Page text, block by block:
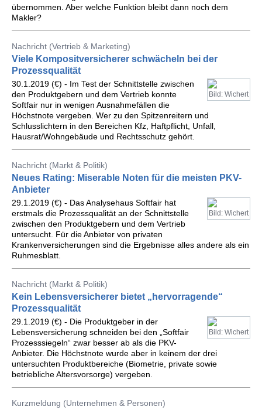
übernommen. Aber welche Funktion bleibt dann noch dem
Makler?
Nachricht (Vertrieb & Marketing)
Viele Kompositversicherer schwächeln bei der
Prozessqualität
Bild: Wichert
30.1.2019 (€) - Im Test der Schnittstelle zwischen
den Produktgebern und dem Vertrieb konnte
Softfair nur in wenigen Ausnahmefällen die
Höchstnote vergeben. Wer zu den Spitzenreitern und
Schlusslichtern in den Bereichen Kfz, Haftpflicht, Unfall,
Hausrat/Wohngebäude und Rechtsschutz gehört.
Nachricht (Markt & Politik)
Neues Rating: Miserable Noten für die meisten PKV-
Anbieter
Bild: Wichert
29.1.2019 (€) - Das Analysehaus Softfair hat
erstmals die Prozessqualität an der Schnittstelle
zwischen den Produktgebern und dem Vertrieb
untersucht. Für die Anbieter von privaten
Krankenversicherungen sind die Ergebnisse alles andere als ein
Ruhmesblatt.
Nachricht (Markt & Politik)
Kein Lebensversicherer bietet „hervorragende“
Prozessqualität
Bild: Wichert
29.1.2019 (€) - Die Produktgeber in der
Lebensversicherung schneiden bei den „Softfair
Prozesssiegeln“ zwar besser ab als die PKV-
Anbieter. Die Höchstnote wurde aber in keinem der drei
untersuchten Produktbereiche (Biometrie, private sowie
betriebliche Altersvorsorge) vergeben.
Kurzmeldung (Unternehmen & Personen)